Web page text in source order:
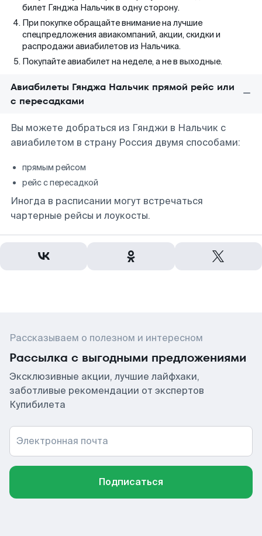
билет Гянджа Нальчик в одну сторону.
При покупке обращайте внимание на лучшие
спецпредложения авиакомпаний, акции, скидки и
распродажи авиабилетов из Нальчика.
Покупайте авиабилет на неделе, а не в выходные.
Авиабилеты Гянджа Нальчик прямой рейс или
с пересадками
Вы можете добраться из Гянджи в Нальчик с
авиабилетом в страну Россия двумя способами:
прямым рейсом
рейс с пересадкой
Иногда в расписании могут встречаться
чартерные рейсы и лоукосты.
Рассказываем о полезном и интересном
Рассылка с выгодными предложениями
Эксклюзивные акции, лучшие лайфхаки,
заботливые рекомендации от экспертов
Купибилета
Электронная почта
Подписаться